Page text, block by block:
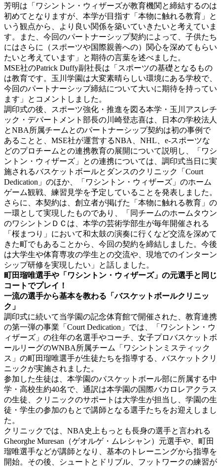
芳明は「ワシントン・ウィザーズが教育機関と締結するのは
初めてとなりますが、本学が目指す「本物に触れる教育」と
いう観点から、より良い関係を築いていきたいと考えていま
す。また、今回のパートナーシップ契約によって、子供たち
にはさらに（スポーツや国際親善への）関心を深めてもらい
たいと考えています」と期待の言葉を述べました。
MSE社のPatrick Duffy副社長は「スポーツの基礎となるもの
は教育です。玉川学園は大変素晴らしい環境にある学校で、
今回のパートナーシップ締結について大いに期待を持ってい
ます」とコメントしました。
調印式の後、スポーツ強化・推進を図る本学・玉川アスレチ
ック・デパートメント部長の川崎登志喜は、日本の学校法人
とNBA所属チームとのパートナーシップ契約は初の事例で
あることと、MSE社が運営するNBA、NHL、e-スポーツな
どのプロチームとの連携教育の展開について説明し、「ワシ
ントン・ウィザーズ」との連携については、調印式当日に実
施されるバスケットボールとダンスのクリニック「Court
Dedication」のほか、「ワシントン・ウィザーズ」のホーム
ゲーム観戦、練習見学を予定していることを発表しました。
さらに、本契約は、創立者が掲げた「本物に触れる教育」の
一環として実現したものであり、「同チームのホームタウン
のワシントンＤＣは、本学の芸術学部生が毎年開催される
「桜まつり」において和太鼓の演奏に行くなど交流を深めて
きた町でもあることから、今回の契約を締結しました。今後
は大学生や体育専攻の学生との交流や、現地でのインターン
シップ研修を実現したい」と話しました。
町田瑠唯選手や「ワシントン・ウィザーズ」の元選手と同じ
コートでプレイ！
一流の選手から基本を教わる「バスケットボールクリニッ
ク」
調印式に続いて当学園の記念体育館で開催された、教育連携
の第一弾の事業「Court Dedication」では、「ワシントン・ウ
ィザーズ」の往年の名選手やコーチ、女子プロバスケットボ
ールリーグのWNBA所属チーム「ワシントンミスティック
ス」の町田瑠唯選手が生徒たちを指導する、バスケットクリ
ニックが実施されました。
参加した生徒は、本学園のバスケットボール部に所属する中
学・高校生約40名で、通訳は本学園の国際バカロレアクラス
の生徒、クリニックのサポートは大学生が担当し、学園の生
徒・学生の参加のもとで講師となる選手たちをお迎えしまし
た。
クリニックでは、NBA史上もっとも長身の選手と言われる
Gheorghe Muresan（ゲオルゲ・ムレシャン）元選手や、町田
瑠唯選手などが講師となり、基本のトレーニングから指導を
開始。その後、シュートとドリブル、フットワークの練習が